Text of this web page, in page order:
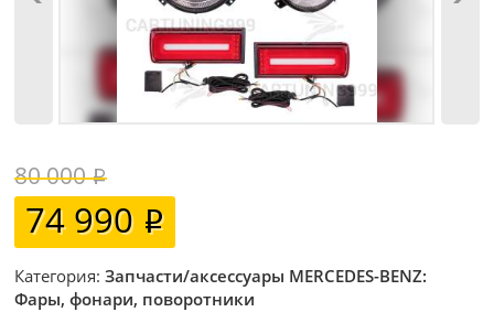
80 000
74 990
Категория:Запчасти/аксессуары MERCEDES-BENZ:
Фары, фонари, поворотники